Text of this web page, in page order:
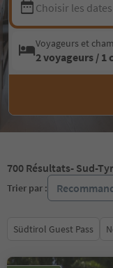
Choisir les dates
Voyageurs et
2 voyageurs / 1
700 Résultats- Sud-
Trier par :
Südtirol Guest Pass